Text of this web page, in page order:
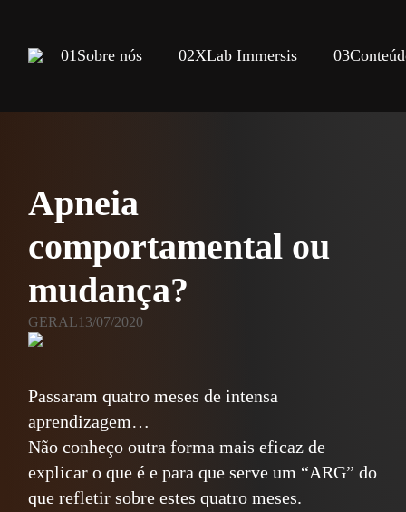
01 Sobre nós 02XLab Immersis 03
Apneia
comportamental ou
mudança?
GERAL13/07/2020
Passaram quatro meses de intensa
aprendizagem…
Não conheço outra forma mais eficaz de
explicar o que é e para que serve um “ARG” do
que refletir sobre estes quatro meses.